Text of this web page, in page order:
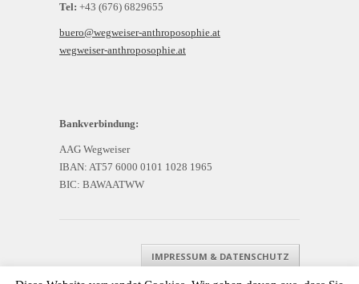
Tel: +43 (676) 6829655
buero@wegweiser-anthroposophie.at
wegweiser-anthroposophie.at
Bankverbindung:
AAG Wegweiser
IBAN: AT57 6000 0101 1028 1965
BIC: BAWAATWW
IMPRESSUM & DATENSCHUTZ